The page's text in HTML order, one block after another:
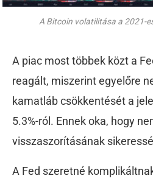
A Bitcoin volatilitása a 2021-
A piac most többek közt a
reagált, miszerint egyelőre
kamatláb csökkentését a
5.3%-ról. Ennek oka, hogy
visszaszorításának
A Fed szeretné